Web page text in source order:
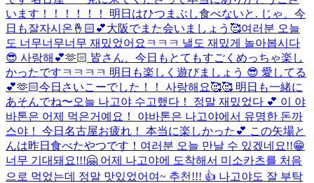
います！！！！！！ 明日はひつまぶし食べないと. じゃ、今
日も잘자시온🤞🏻💕大阪でまた会いましょう🥰여러분 오늘
도 너무너무너무 재밌었어요ㅋㅋㅋ 낼도 재밌게 놀아봅시다
😎 사랑해💕🫶🏻 皆さん、今日もとてもすごくめっちゃ楽し
かったですㅋㅋㅋㅋ 明日も楽しく遊びましょう 😎 愛してる
💕🫶🏻今日さいこーでした！！ 사랑해요🥰🥰 明日も一緒に
あそんでね〜오늘 나고야 수고했다！ 정말 재밌었다 💕 이 야
바톤은 어제 먹은거예요！ 야바톤은 나고야에서 유명한 돈까
스야！ 今日名古屋お疲れ！ 本当に楽しかった💕 この矢場と
んは昨日食べたやつです！ 여러분 오늘 만날 수 있겠네요!!😁
너무 기대돼요!!!🤗 어제 나고야에 도착해서 미소카츠를 처음
으로 먹었는데 정말 맛있었어여~ 추천!!! 👍 나고야도 잘 부탁